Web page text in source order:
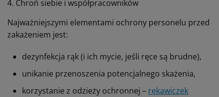
4. Chroń siebie i współpracowników
Najważniejszymi elementami ochrony personelu przed
zakażeniem jest:
dezynfekcja rąk (i ich mycie, jeśli ręce są brudne),
unikanie przenoszenia potencjalnego skażenia,
korzystanie z odzieży ochronnej – rękawiczek